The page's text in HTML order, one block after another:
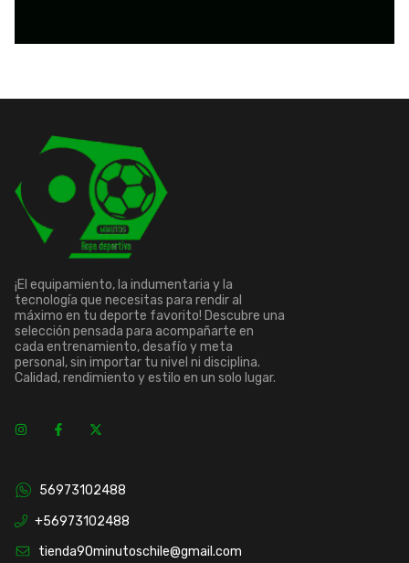
¡El equipamiento, la indumentaria y la
tecnología que necesitas para rendir al
máximo en tu deporte favorito! Descubre una
selección pensada para acompañarte en
cada entrenamiento, desafío y meta
personal, sin importar tu nivel ni disciplina.
Calidad, rendimiento y estilo en un solo lugar.
56973102488
+56973102488
tienda90minutoschile@gmail.com